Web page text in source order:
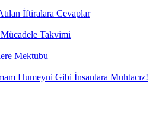
İftiralara Cevaplar
Takvimi
Mektubu
Humeyni Gibi İnsanlara Muhtacız!